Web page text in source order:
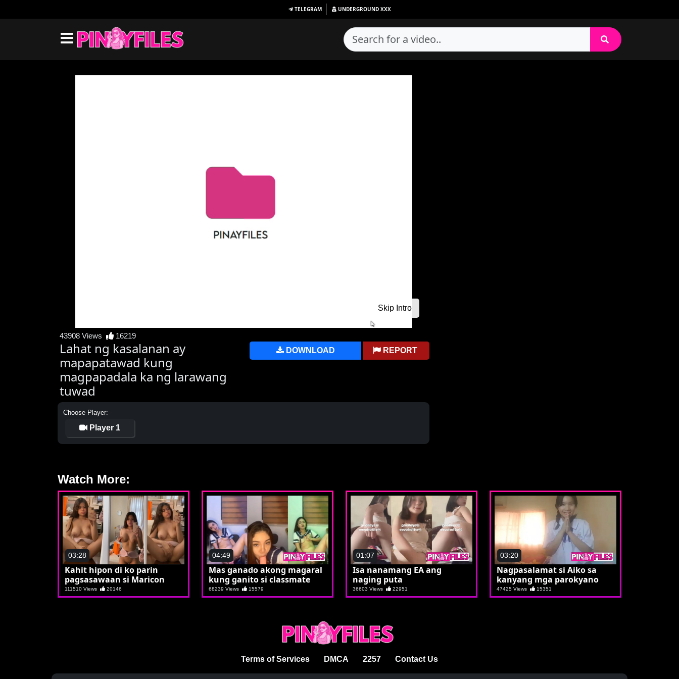
TELEGRAM UNDERGROUND XXX
43908 Views 16219
Lahat ng kasalanan ay
mapapatawad kung
magpapadala ka ng larawang
tuwad
DOWNLOAD REPORT
Choose Player:
Player 1
Watch More:
03:28
Kahit hipon di ko parin
pagsasawaan si Maricon
111510 Views 20146
04:49
Mas ganado akong magaral
kung ganito si classmate
68239 Views 15579
01:07
Isa nanamang EA ang
naging puta
36603 Views 22951
03:20
Nagpasalamat si Aiko sa
kanyang mga parokyano
47425 Views 15351
Terms of Services DMCA 2257 Contact Us